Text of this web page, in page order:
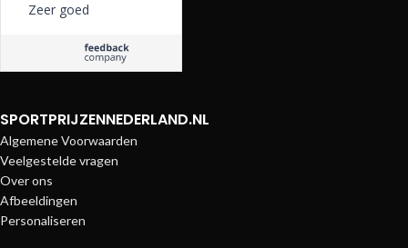
Zeer goed
SPORTPRIJZENNEDERLAND.NL
Algemene Voorwaarden
Veelgestelde vragen
Over ons
Afbeeldingen
Personaliseren